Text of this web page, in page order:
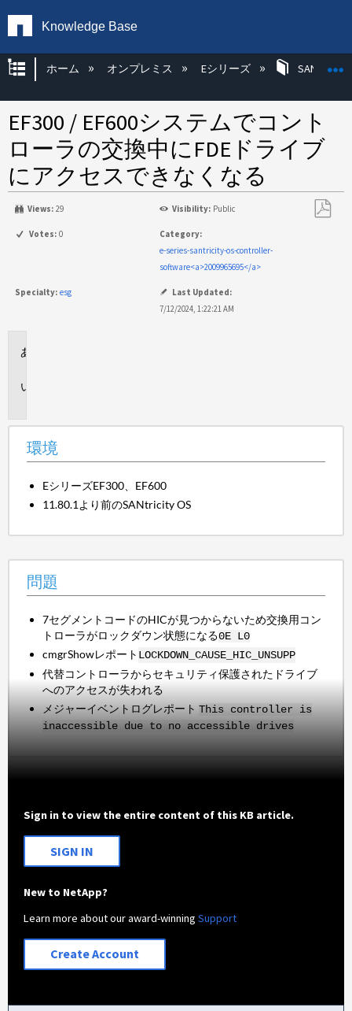
Knowledge Base
グローバル階層を展開/折りたたむ
ホーム オンプレミス Eシリーズ SANtricity
EF300 / EF600システムでコント
ローラの交換中にFDEドライブ
にアクセスできなくなる
Views: 29 Visibility: Public
Votes: 0
Category:
e-series-santricity-os-controller-
software<a>2009965695</a>
Specialty: esg
Last Updated:
7/12/2024, 1:22:21 AM
環境
EシリーズEF300、EF600
11.80.1より前のSANtricity OS
問題
7セグメントコードのHICが見つからないため交換用コン
トローラがロックダウン状態になる0E L0
cmgrShowレポート LOCKDOWN_CAUSE_HIC_UNSUPP
代替コントローラからセキュリティ保護されたドライブ
へのアクセスが失われる
メジャーイベントログレポートThis controller is
inaccessible due to no accessible drives
Sign in to view the entire content of this KB article.
SIGN IN
New to NetApp?
Learn more about our award-winningSupport
Create Account